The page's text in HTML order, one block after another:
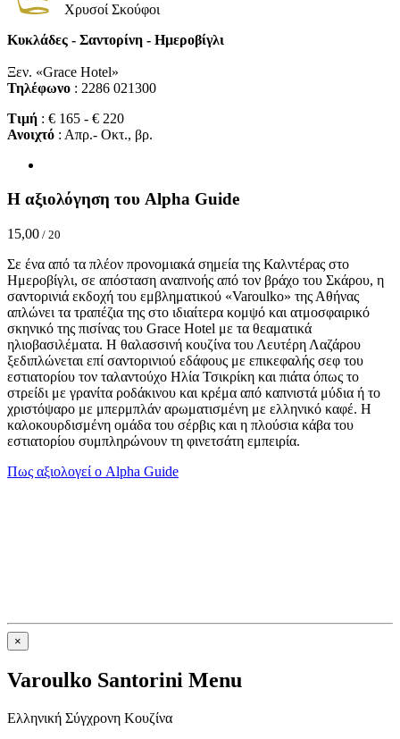
Χρυσοί Σκούφοι
Κυκλάδες - Σαντορίνη - Ημεροβίγλι
Ξεν. «Grace Hotel»
Τηλέφωνο : 2286 021300
Τιμή : € 165 - € 220
Ανοιχτό : Απρ.- Οκτ., βρ.
Η αξιολόγηση του Alpha Guide
15,00 / 20
Σε ένα από τα πλέον προνομιακά σημεία της Καλντέρας στο
Ημεροβίγλι, σε απόσταση αναπνοής από τον βράχο του Σκάρου, η
σαντορινιά εκδοχή του εμβληματικού «Varoulko» της Αθήνας
απλώνει τα τραπέζια της στο ιδιαίτερα κομψό και ατμοσφαιρικό
σκηνικό της πισίνας του Grace Hotel με τα θεαματικά
ηλιοβασιλέματα. Η θαλασσινή κουζίνα του Λευτέρη Λαζάρου
ξεδιπλώνεται επί σαντορινιού εδάφους με επικεφαλής σεφ του
εστιατορίου τον ταλαντούχο Ηλία Τσικρίκη και πιάτα όπως το
στρείδι με γρανίτα ροδάκινου και κρέμα από καπνιστά μύδια ή το
χριστόψαρο με μπερμπλάν αρωματισμένη με ελληνικό καφέ. Η
καλοκουρδισμένη ομάδα του σέρβις και η πλούσια κάβα του
εστιατορίου συμπληρώνουν τη φινετσάτη εμπειρία.
Πως αξιολογεί ο Alpha Guide
×
Varoulko Santorini Menu
Ελληνική Σύγχρονη Κουζίνα